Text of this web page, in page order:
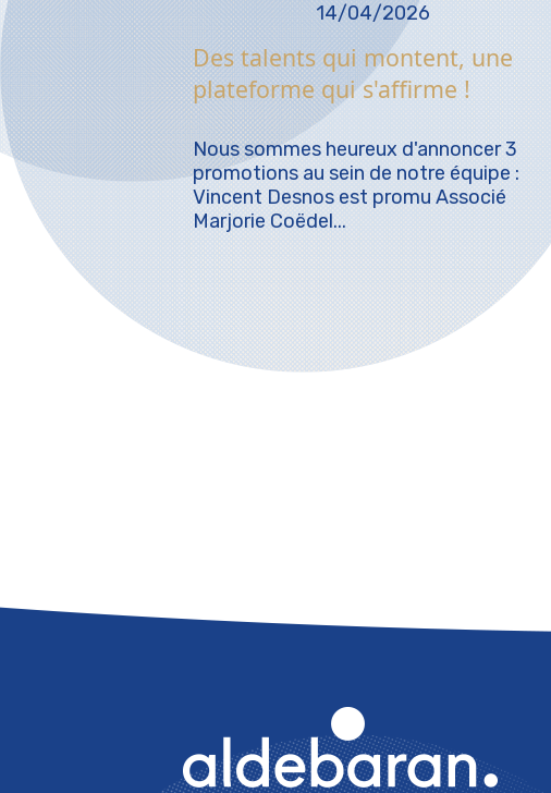
14/04/2026
Des talents qui montent, une
plateforme qui s'affirme !
Nous sommes heureux d'annoncer 3
promotions au sein de notre équipe :
Vincent Desnos est promu Associé
Marjorie Coëdel...